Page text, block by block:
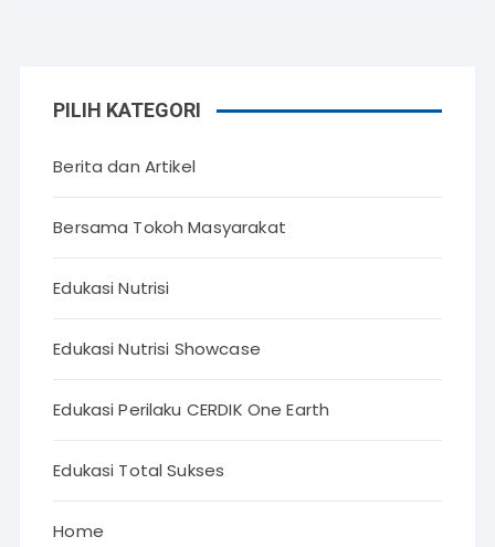
PILIH KATEGORI
Berita dan Artikel
Bersama Tokoh Masyarakat
Edukasi Nutrisi
Edukasi Nutrisi Showcase
Edukasi Perilaku CERDIK One Earth
Edukasi Total Sukses
Home